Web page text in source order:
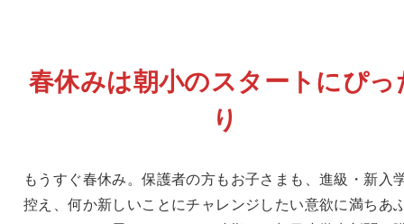
春休みは朝小のスタートにぴっ
り
もうすぐ春休み。保護者の方もお子さまも、進級・新入
控え、何か新しいことにチャレンジしたい意欲に満ちあ